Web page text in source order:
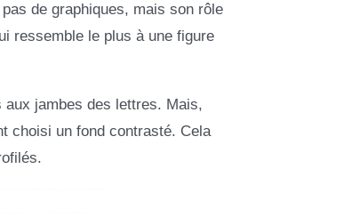
de graphiques, mais son rôle
ressemble le plus à une figure
jambes des lettres. Mais,
choisi un fond contrasté. Cela